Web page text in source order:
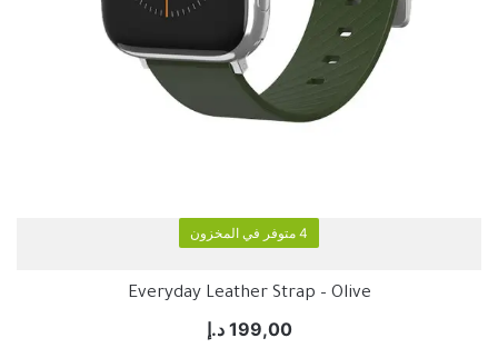
4 متوفر في المخزون
Everyday Leather Strap – Olive
199,00 د.إ